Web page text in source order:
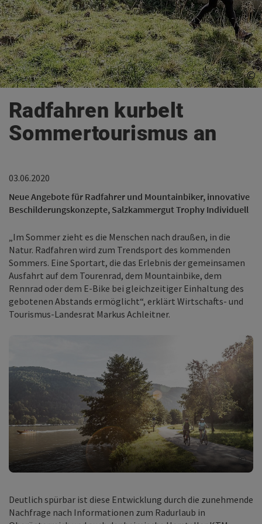
©
©
Radfahren kurbelt
Sommertourismus an
03.06.2020
Neue Angebote für Radfahrer und Mountainbiker, innovative
Beschilderungskonzepte, Salzkammergut Trophy Individuell
„Im Sommer zieht es die Menschen nach draußen, in die
Natur. Radfahren wird zum Trendsport des kommenden
Sommers. Eine Sportart, die das Erlebnis der gemeinsamen
Ausfahrt auf dem Tourenrad, dem Mountainbike, dem
Rennrad oder dem E-Bike bei gleichzeitiger Einhaltung des
gebotenen Abstands ermöglicht“, erklärt Wirtschafts- und
Tourismus-Landesrat Markus Achleitner.
©
Deutlich spürbar ist diese Entwicklung durch die zunehmende
Nachfrage nach Informationen zum Radurlaub in